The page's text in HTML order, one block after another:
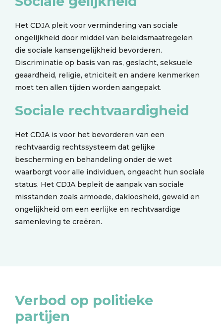
Het CDJA pleit voor vermindering van sociale
ongelijkheid door middel van beleidsmaatregelen
die sociale kansengelijkheid bevorderen.
Discriminatie op basis van ras, geslacht, seksuele
geaardheid, religie, etniciteit en andere kenmerken
moet ten allen tijden worden aangepakt.
Sociale rechtvaardigheid
Het CDJA is voor het bevorderen van een
rechtvaardig rechtssysteem dat gelijke
bescherming en behandeling onder de wet
waarborgt voor alle individuen, ongeacht hun sociale
status. Het CDJA bepleit de aanpak van sociale
misstanden zoals armoede, dakloosheid, geweld en
ongelijkheid om een eerlijke en rechtvaardige
samenleving te creëren.
Verbod op politieke
partijen